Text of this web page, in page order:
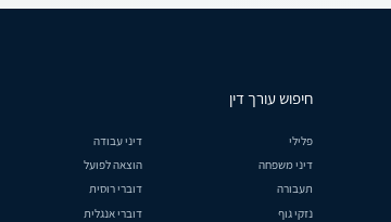
חיפוש עורך דין
פלילי
דיני עבודה
דיני משפחה
הוצאה לפועל
תעבורה
דוברי רוסית
נזקי גוף
דוברי אנגלית